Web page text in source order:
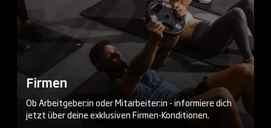
Firmen
Ob Arbeitgeber:in oder Mitarbeiter:in - informiere dich
jetzt über deine exklusiven Firmen-Konditionen.